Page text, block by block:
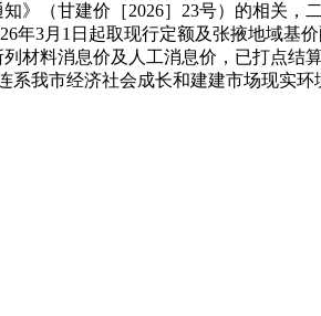
（甘建价［2026］23号）的相关，
年3月1日起取现行定额及张掖地域基
材料消息价及人工消息价，已打点结
我市经济社会成长和建建市场现实